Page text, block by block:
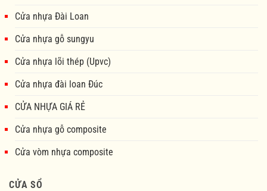
Cửa nhựa Đài Loan
Cửa nhựa gỗ sungyu
Cửa nhựa lõi thép (Upvc)
Cửa nhựa đài loan Đúc
CỬA NHỰA GIÁ RẺ
Cửa nhựa gỗ composite
Cửa vòm nhựa composite
CỬA SỔ